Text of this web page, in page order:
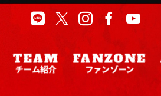
チーム紹介 ファンゾーン